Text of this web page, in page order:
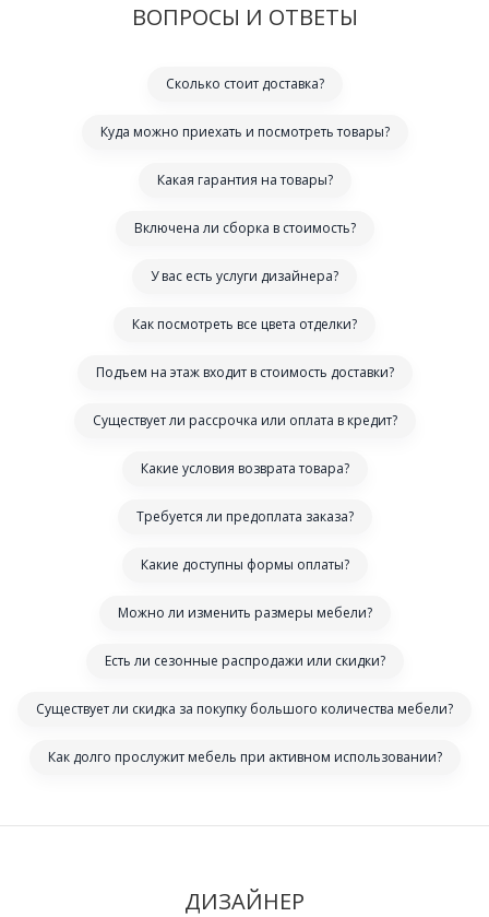
ВОПРОСЫ И ОТВЕТЫ
Сколько стоит доставка?
Куда можно приехать и посмотреть товары?
Какая гарантия на товары?
Включена ли сборка в стоимость?
У вас есть услуги дизайнера?
Как посмотреть все цвета отделки?
Подъем на этаж входит в стоимость доставки?
Существует ли рассрочка или оплата в кредит?
Какие условия возврата товара?
Требуется ли предоплата заказа?
Какие доступны формы оплаты?
Можно ли изменить размеры мебели?
Есть ли сезонные распродажи или скидки?
Существует ли скидка за покупку большого количества мебели?
Как долго прослужит мебель при активном использовании?
ДИЗАЙНЕР